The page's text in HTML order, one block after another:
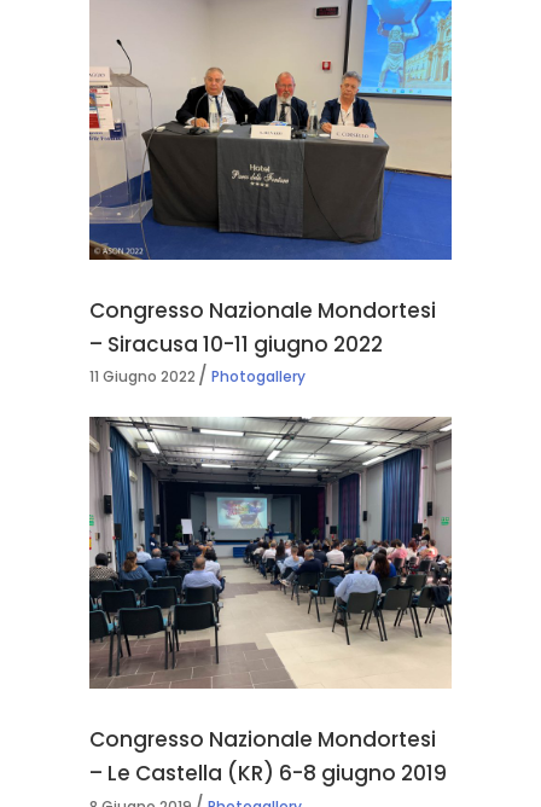
Congresso Nazionale Mondortesi
– Siracusa 10-11 giugno 2022
11 Giugno 2022 Photogallery
Congresso Nazionale Mondortesi
– Le Castella (KR) 6-8 giugno 2019